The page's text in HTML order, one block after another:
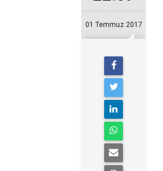
01 Temmuz 2017